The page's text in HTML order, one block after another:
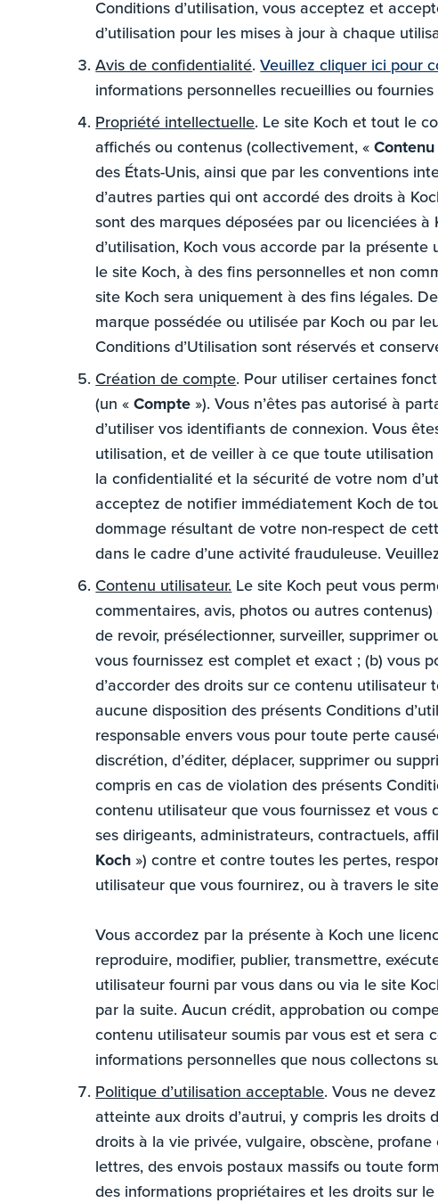
Conditions d’utilisation, vous acceptez et
d’utilisation pour les mises à jour à chaque
Avis de confidentialité.Veuillez cliquer ici pour
informations personnelles recueillies ou
Propriété intellectuelle. Le site Koch et tout le
affichés ou contenus (collectivement, «Contenu
des États-Unis, ainsi que par les conventions
d’autres parties qui ont accordé des droits à
sont des marques déposées par ou licenciées
d’utilisation, Koch vous accorde par la
le site Koch, à des fins personnelles et non
site Koch sera uniquement à des fins légales.
marque possédée ou utilisée par Koch ou par
Conditions d’Utilisation sont réservés et
Création de compte. Pour utiliser certaines
(un «Compte »). Vous n’êtes pas autorisé à
d’utiliser vos identifiants de connexion. Vous
utilisation, et de veiller à ce que toute
la confidentialité et la sécurité de votre nom
acceptez de notifier immédiatement Koch de
dommage résultant de votre non-respect de
dans le cadre d’une activité frauduleuse.
Contenu utilisateur. Le site Koch peut vous
commentaires, avis, photos ou autres
de revoir, présélectionner, surveiller,
vous fournissez est complet et exact ; (b) vous
d’accorder des droits sur ce contenu
aucune disposition des présents Conditions
responsable envers vous pour toute perte
discrétion, d’éditer, déplacer, supprimer ou
compris en cas de violation des présents
contenu utilisateur que vous fournissez et vous
ses dirigeants, administrateurs, contractuels,
Koch ») contre et contre toutes les pertes,
utilisateur que vous fournirez, ou à travers le
Vous accordez par la présente à Koch une
reproduire, modifier, publier, transmettre,
utilisateur fourni par vous dans ou via le site
par la suite. Aucun crédit, approbation ou
contenu utilisateur soumis par vous est et
informations personnelles que nous collectons
Politique d’utilisation acceptable. Vous ne
atteinte aux droits d’autrui, y compris les
droits à la vie privée, vulgaire, obscène,
lettres, des envois postaux massifs ou toute
des informations propriétaires et les droits sur